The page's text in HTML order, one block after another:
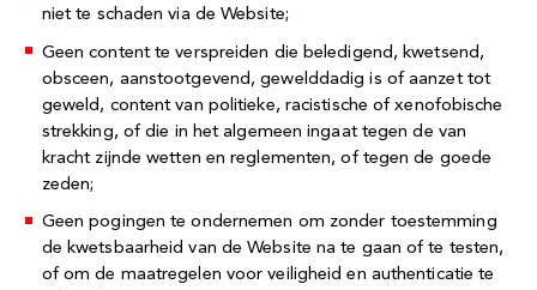
niet te schaden via de Website;
Geen content te verspreiden die beledigend, kwetsend,
obsceen, aanstootgevend, gewelddadig is of aanzet tot
geweld, content van politieke, racistische of xenofobische
strekking, of die in het algemeen ingaat tegen de van
kracht zijnde wetten en reglementen, of tegen de goede
zeden;
Geen pogingen te ondernemen om zonder toestemming
de kwetsbaarheid van de Website na te gaan of te testen,
of om de maatregelen voor veiligheid en authenticatie te